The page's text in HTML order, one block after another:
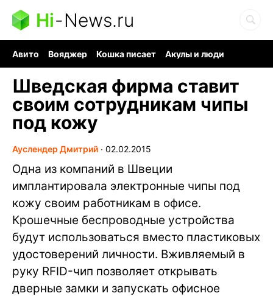
Hi-News.ru
Авито Вояджер Кошка писает
Акулы и люди
Шведская фирма ставит
своим сотрудникам чипы
под кожу
Ауслендер Дмитрий ∙ 02.02.2015
Одна из компаний в Швеции
имплантировала электронные чипы под
кожу своим работникам в офисе.
Крошечные беспроводные устройства
будут использоваться вместо пластиковых
удостоверений личности. Вживляемый в
руку RFID-чип позволяет открывать
дверные замки и запускать офисное